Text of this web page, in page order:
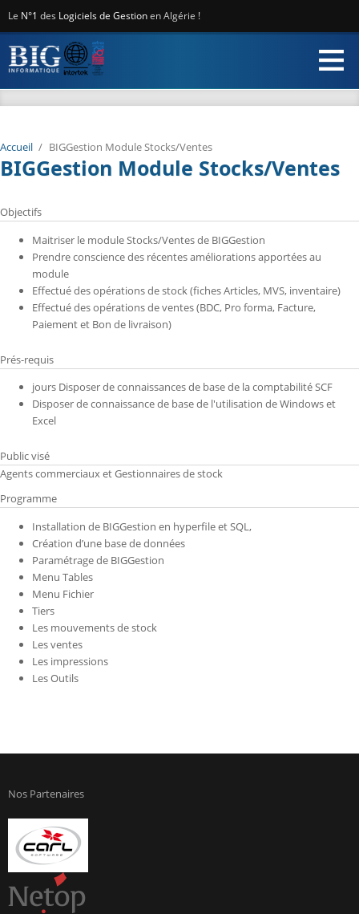
Le N°1 des Logiciels de Gestionen Algérie !
Accueil / BIGGestion Module Stocks/Ventes
BIGGestion Module Stocks/Ventes
Objectifs
Maitriser le module Stocks/Ventes de BIGGestion
Prendre conscience des récentes améliorations apportées au
module
Effectué des opérations de stock (fiches Articles, MVS, inventaire)
Effectué des opérations de ventes (BDC, Pro forma, Facture,
Paiement et Bon de livraison)
Prés-requis
jours Disposer de connaissances de base de la comptabilité SCF
Disposer de connaissance de base de l'utilisation de Windows et
Excel
Public visé
Agents commerciaux et Gestionnaires de stock
Programme
Installation de BIGGestion en hyperfile et SQL,
Création d’une base de données
Paramétrage de BIGGestion
Menu Tables
Menu Fichier
Tiers
Les mouvements de stock
Les ventes
Les impressions
Les Outils
Nos Partenaires